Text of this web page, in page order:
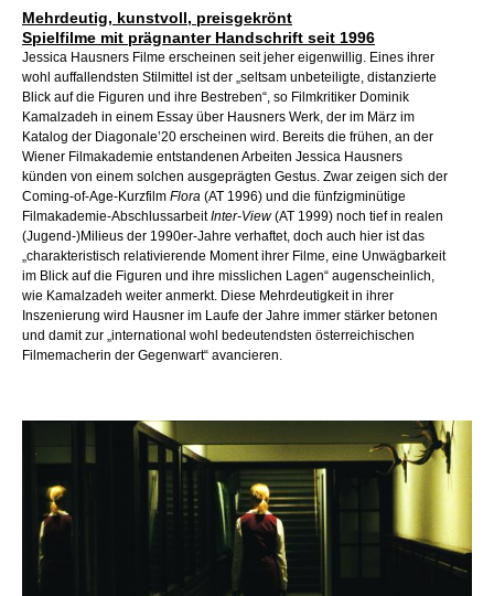
Mehrdeutig, kunstvoll, preisgekrönt
Spielfilme mit prägnanter Handschrift seit 1996
Jessica Hausners Filme erscheinen seit jeher eigenwillig. Eines ihrer
wohl auffallendsten Stilmittel ist der „seltsam unbeteiligte, distanzierte
Blick auf die Figuren und ihre Bestreben“, so Filmkritiker Dominik
Kamalzadeh in einem Essay über Hausners Werk, der im März im
Katalog der Diagonale’20 erscheinen wird. Bereits die frühen, an der
Wiener Filmakademie entstandenen Arbeiten Jessica Hausners
künden von einem solchen ausgeprägten Gestus. Zwar zeigen sich der
Coming-of-Age-Kurzfilm Flora (AT 1996) und die fünfzigminütige
Filmakademie-AbschlussarbeitInter-View(AT 1999) noch tief in realen
(Jugend-)Milieus der 1990er-Jahre verhaftet, doch auch hier ist das
„charakteristisch relativierende Moment ihrer Filme, eine Unwägbarkeit
im Blick auf die Figuren und ihre misslichen Lagen“ augenscheinlich,
wie Kamalzadeh weiter anmerkt. Diese Mehrdeutigkeit in ihrer
Inszenierung wird Hausner im Laufe der Jahre immer stärker betonen
und damit zur „international wohl bedeutendsten österreichischen
Filmemacherin der Gegenwart“ avancieren.